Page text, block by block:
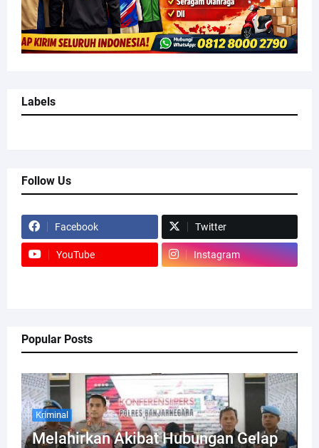
Labels
Follow Us
Facebook Twitter
YouTube Instagram
Popular Posts
Kriminal
Melahirkan Akibat Hubungan Gelap